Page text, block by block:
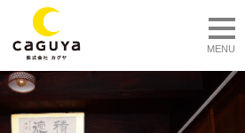
MENU